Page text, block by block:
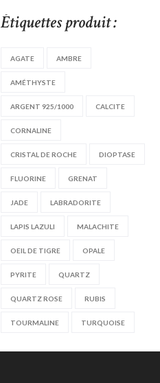
Étiquettes produit :
AGATE AMBRE
AMÉTHYSTE
ARGENT 925/1000 CALCITE
CORNALINE
CRISTAL DE ROCHE DIOPTASE
FLUORINE GRENAT
JADE LABRADORITE
LAPIS LAZULI MALACHITE
OEIL DE TIGRE OPALE
PYRITE QUARTZ
QUARTZ ROSE RUBIS
TOURMALINE TURQUOISE